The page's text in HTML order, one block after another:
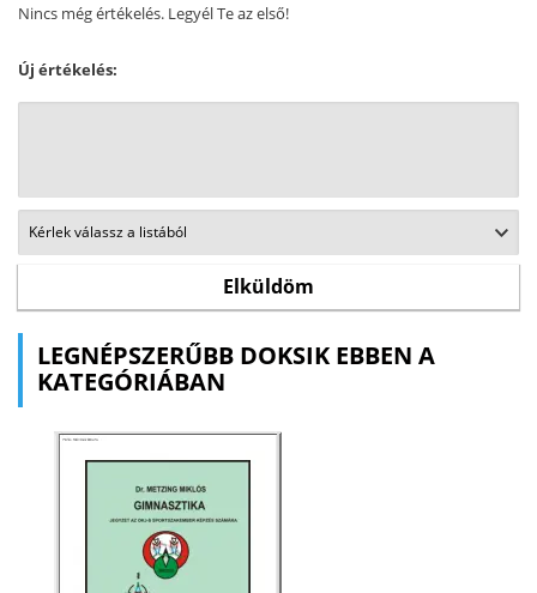
Nincs még értékelés. Legyél Te az első!
Új értékelés:
LEGNÉPSZERŰBB DOKSIK EBBEN A
KATEGÓRIÁBAN